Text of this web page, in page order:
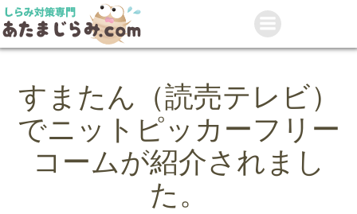
へ
ス
キ
プ
すまたん（読売テレビ）
でニットピッカーフリー
コームが紹介されまし
た。